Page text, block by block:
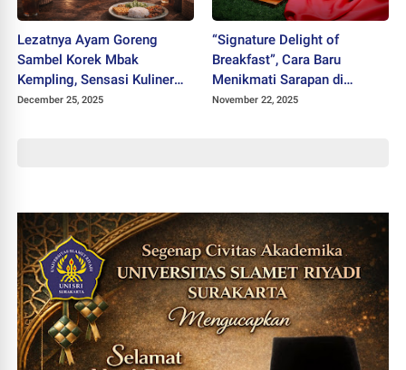
Lezatnya Ayam Goreng
Sambel Korek Mbak
Kempling, Sensasi Kuliner
Khas Solo yang Wajib
December 25, 2025
“Signature Delight of
Breakfast”, Cara Baru
Menikmati Sarapan di
Facade Hotel Tawangmangu
November 22, 2025